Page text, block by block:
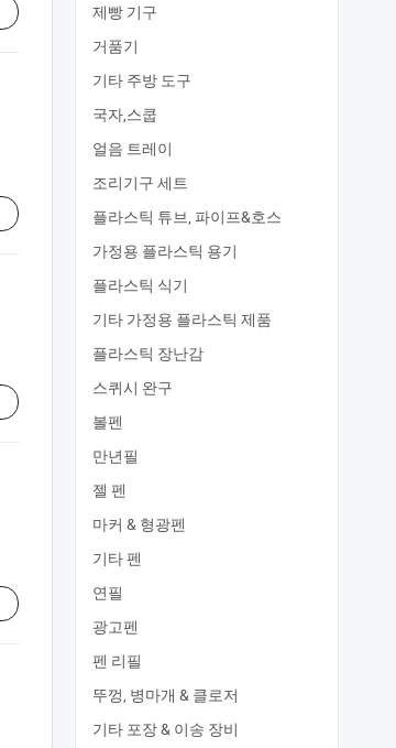
제빵 기구
거품기
기타 주방 도구
국자,스쿱
얼음 트레이
조리기구 세트
플라스틱 튜브, 파이프&호스
가정용 플라스틱 용기
플라스틱 식기
기타 가정용 플라스틱 제품
플라스틱 장난감
스퀴시 완구
볼펜
만년필
젤 펜
마커 & 형광펜
기타 펜
연필
광고펜
펜 리필
뚜껑, 병마개 & 클로저
기타 포장 & 이송 장비